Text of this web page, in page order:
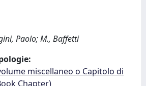
Paolo; M., Baffetti
miscellaneo o Capitolo di
Chapter)